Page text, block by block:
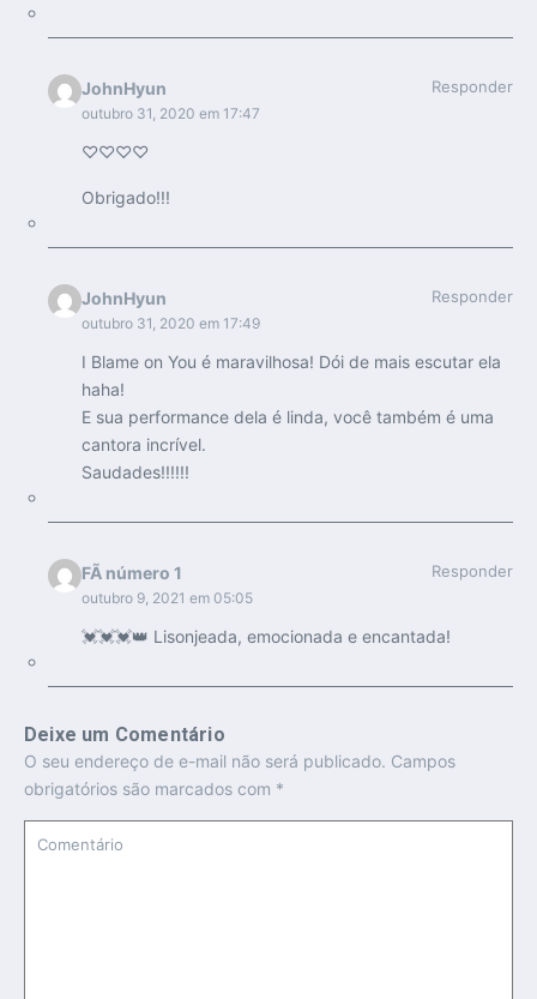
JohnHyun
outubro 31, 2020 em 17:47
Responder
♡♡♡♡
Obrigado!!!
JohnHyun
outubro 31, 2020 em 17:49
Responder
I Blame on You é maravilhosa! Dói de mais escutar ela
haha!
E sua performance dela é linda, você também é uma
cantora incrível.
Saudades!!!!!!
FÃ número 1
outubro 9, 2021 em 05:05
Responder
💓💓💓👑 Lisonjeada, emocionada e encantada!
Deixe um Comentário
O seu endereço de e-mail não será publicado. Campos
obrigatórios são marcados com *